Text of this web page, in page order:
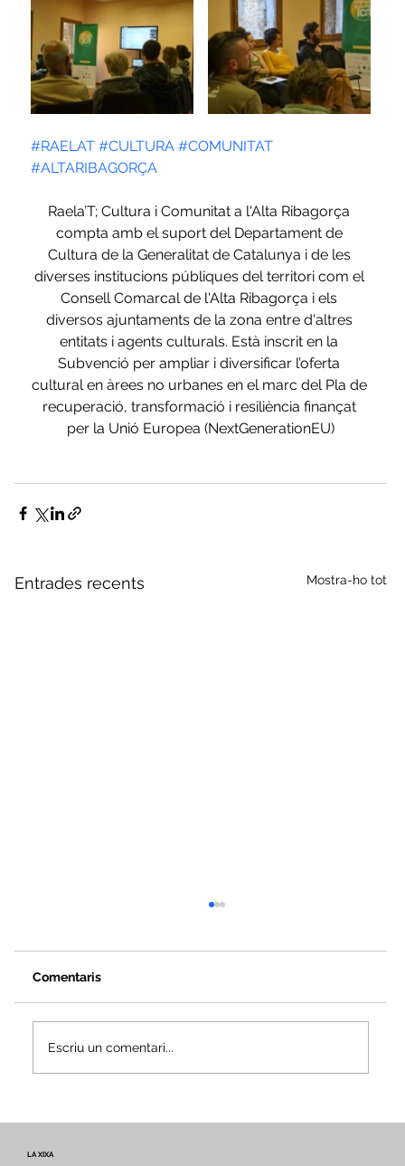
#RAELAT #CULTURA #COMUNITAT
#ALTARIBAGORÇA
Raela’T; Cultura i Comunitat a l'Alta Ribagorça
compta amb el suport del Departament de
Cultura de la Generalitat de Catalunya i de les
diverses institucions públiques del territori com el
Consell Comarcal de l'Alta Ribagorça i els
diversos ajuntaments de la zona entre d'altres
entitats i agents culturals. Està inscrit en la
Subvenció per ampliar i diversificar l’oferta
cultural en àrees no urbanes en el marc del Pla de
recuperació, transformació i resiliència finançat
per la Unió Europea (NextGenerationEU)
Entrades recents Mostra-ho tot
Comentaris
Escriu un comentari...
LA XIXA